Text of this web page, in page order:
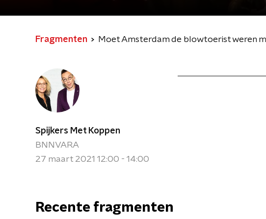
Daan Wijnants (VVD)
Fragmenten
Spijkers Met Koppen
BNNVARA
27 maart 2021 12:00 - 14:00
Recente fragmenten